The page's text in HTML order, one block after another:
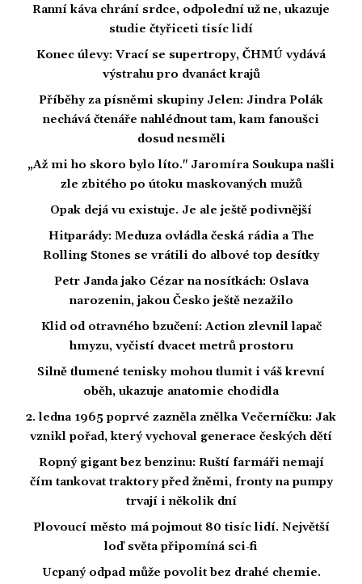
Ranní káva chrání srdce, odpolední už ne, ukazuje
studie čtyřiceti tisíc lidí
Konec úlevy: Vrací se supertropy, ČHMÚ vydává
výstrahu pro dvanáct krajů
Příběhy za písněmi skupiny Jelen: Jindra Polák
nechává čtenáře nahlédnout tam, kam fanoušci
dosud nesměli
„Až mi ho skoro bylo líto." Jaromíra Soukupa našli
zle zbitého po útoku maskovaných mužů
Opak dejá vu existuje. Je ale ještě podivnější
Hitparády: Meduza ovládla česká rádia a The
Rolling Stones se vrátili do albové top desítky
Petr Janda jako Cézar na nosítkách: Oslava
narozenin, jakou Česko ještě nezažilo
Klid od otravného bzučení: Action zlevnil lapač
hmyzu, vyčistí dvacet metrů prostoru
Silně tlumené tenisky mohou tlumit i váš krevní
oběh, ukazuje anatomie chodidla
2. ledna 1965 poprvé zazněla znělka Večerníčku: Jak
vznikl pořad, který vychoval generace českých dětí
Ropný gigant bez benzinu: Ruští farmáři nemají
čím tankovat traktory před žněmi, fronty na pumpy
trvají i několik dní
Plovoucí město má pojmout 80 tisíc lidí. Největší
loď světa připomíná sci-fi
Ucpaný odpad může povolit bez drahé chemie.